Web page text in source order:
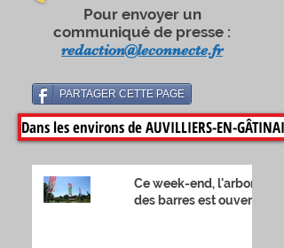
Pour envoyer un
communiqué de presse :
redaction@leconnecte.fr
PARTAGER CETTE PAGE
Dans les environs de AUVILLIERS-EN-GÂTINAIS
Ce week-end, l'arboretum
des barres est ouvert !